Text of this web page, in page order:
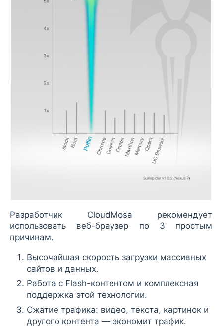
Разработчик CloudMosa рекомендует
использовать веб-браузер по 3 простым
причинам.
Высочайшая скорость загрузки массивных
сайтов и данных.
Работа с Flash-контентом и комплексная
поддержка этой технологии.
Сжатие трафика: видео, текста, картинок и
другого контента — экономит трафик.